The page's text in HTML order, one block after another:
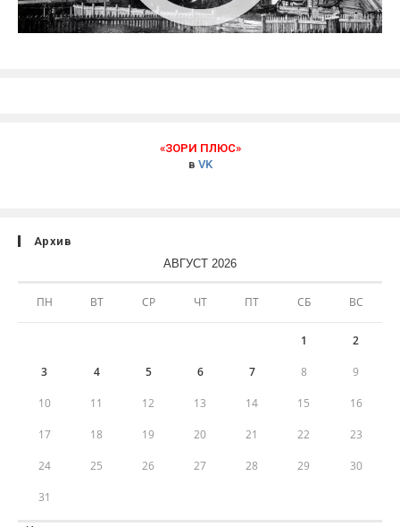
«ЗОРИ ПЛЮС»
в VK
Архив
АВГУСТ 2026
ПН ВТ СР ЧТ ПТ СБ ВС
1 2
3 4 5 6 7 8 9
10 11 12 13 14 15 16
17 18 19 20 21 22 23
24 25 26 27 28 29 30
31